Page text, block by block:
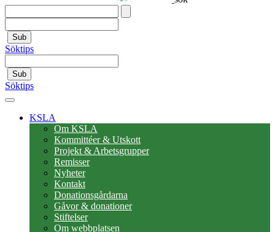
Sub
Söktips
Sub
Söktips
KSLA
Om KSLA
Kommittéer & Utskott
Projekt & Arbetsgrupper
Remisser
Nyheter
Kontakt
Donationsgårdarna
Gåvor & donationer
Stiftelser
Om webbplatsen